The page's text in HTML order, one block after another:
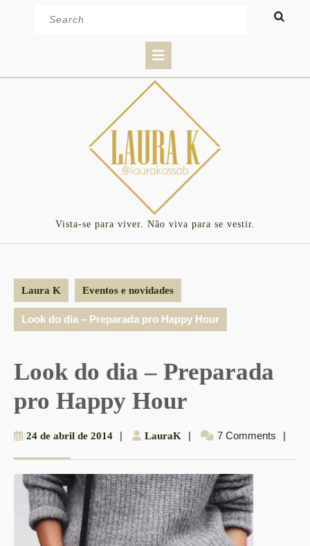
Button
Vista-se para viver. Não viva para se vestir.
Laura K Eventos e novidades
Look do dia – Preparada pro Happy Hour
Look do dia – Preparada
pro Happy Hour
24 de abril de 201424
de
2014
| LauraK LauraK
| 7 Comments |